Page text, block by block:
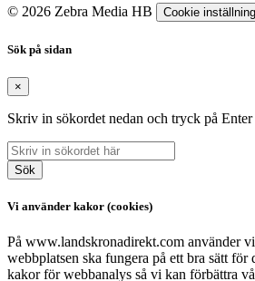
© 2026 Zebra Media HB Cookie
Sök på sidan
×
Skriv in sökordet nedan och tryck på
Sök
Vi använder kakor (cookies)
På www.landskronadirekt.com använder
webbplatsen ska fungera på ett bra sätt för
kakor för webbanalys så vi kan förbättra